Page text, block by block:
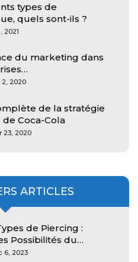
types de
quels sont-ils ?
2021
du marketing dans
2, 2020
de la stratégie
Coca-Cola
23, 2020
ARTICLES
de Piercing :
Possibilités du…
6, 2023